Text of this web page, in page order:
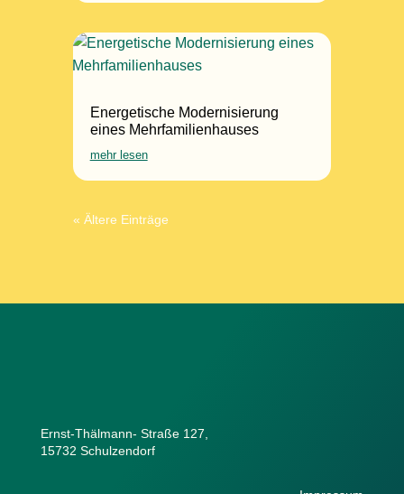
Energetische Modernisierung
eines Mehrfamilienhauses
mehr lesen
« Ältere Einträge
Ernst-Thälmann- Straße 127,
15732 Schulzendorf